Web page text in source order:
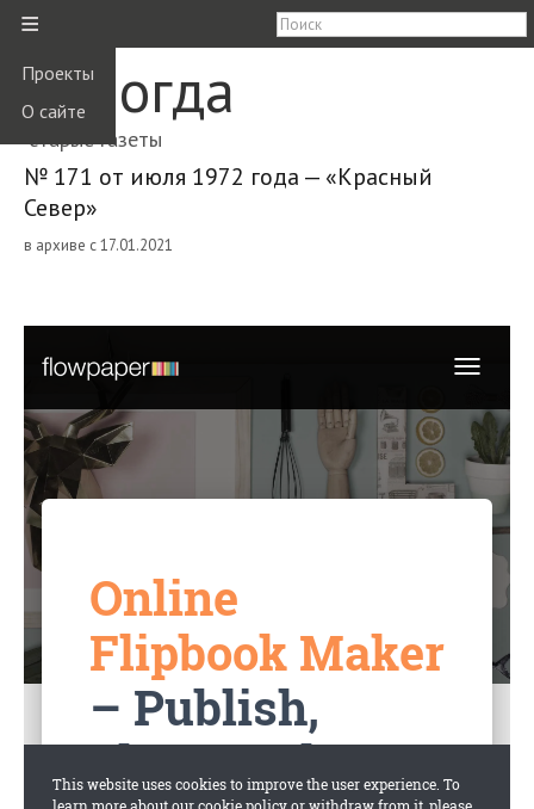
≡
Проекты
О сайте
Вологда
старые газеты
№ 171 от июля 1972 года — «Красный
Север»
в архиве с 17.01.2021